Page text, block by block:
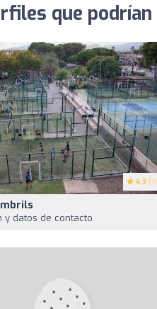
que
4.3
y datos de contacto